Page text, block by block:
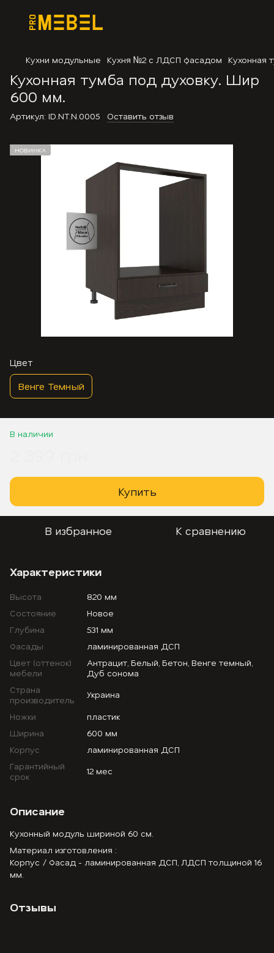
Кухни модульные Кухня №2 с ЛДСП фасадом Кухонная
Кухонная тумба под духовку. Шир
600 мм.
Артикул: ID.NT.N.0005 Оставить отзыв
НОВИНКА
Цвет
Венге Темный
В наличии
Купить
В избранное К сравнению
Характеристики
Высота
820 мм
Состояние
Новое
Глубина
531 мм
Фасады
ламинированная ДСП
Цвет (оттенок)
мебели
Антрацит, Белый, Бетон, Венге темный,
Дуб сонома
Страна
производитель
Украина
Ножки
пластик
Ширина
600 мм
Корпус
ламинированная ДСП
Гарантийный
срок
12 мес
Описание
Кухонный модуль шириной 60 см.
Материал изготовления :
Корпус / Фасад - ламинированная ДСП, ЛДСП толщиной 16
мм.
Отзывы